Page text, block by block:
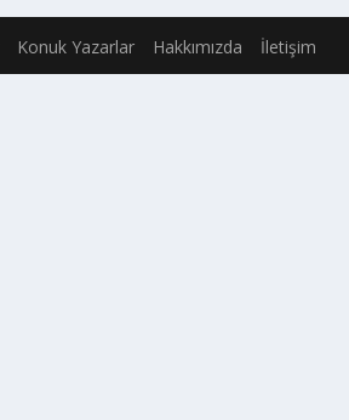
Konuk Yazarlar Hakkımızda İletişim